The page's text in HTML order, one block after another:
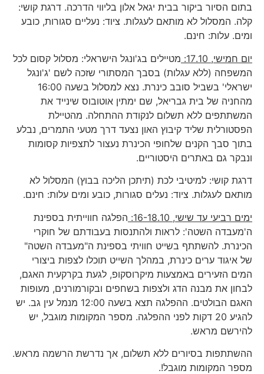
בתום הסיור ביקור בבית יגאל אלון בליווי הדרכה. דרגת קושי:
קלה. המסלול לא מותאם לעגלות. ציוד: נעליים סגורות, כובע
ומים. עלות: חינם.
יום חמישי, 17.10:
מטיילים בג'ונגל הישראלי: מסלול קסום לכל
המשפחה (ללא עגלות) בסבך המסתורי שזכה לשם 'ג'ונגל
ישראלי' בשביל סובב כינרת. נצא למסלול בשעה 16:00
מהחניה של בית גבריאל, שם ימתין אוטובוס שינייד את
המשתתפים ללא תשלום לנקודת ההתחלה. מהטיילת
הפסטורלית שליד קיבוץ האון נצעד דרך מטעי התמרים, נבלע
בתוך סבך הקנים שלחופי הכינרת נעצור לתצפיות קסומות
ונבקר גם באתרים היסטוריים.
דרגת קושי: למיטיבי לכת (תיתכן הליכה בבוץ) המסלול לא
מותאם לעגלות. ציוד: נעלים סגורות, כובע ומים עלות: חינם.
ימים רביעי עד שישי, 16-18.10:
הפלגה חווייתית בספינת
ה'מעבדה השטה': לראות ולהתנסות בעבודתם של חוקרי
הכינרת. להשתתף בשייט חוויתי בספינת ה"מעבדה השטה"
של איגוד ערים כינרת, במהלך השייט תוכלו לצפות ביצורי
המים הזעירים באמצעות מיקרוסקופ, לגעת בקרקעית האגם,
לבחון את מבנה הדג ולצפות בשחפים ובקורמורנים, מעופות
האגם הבולטים. ההפלגה תצא בשעה 12:00 מנמל עין גב. יש
להגיע 20 דקות לפני ההפלגה. מספר המקומות מוגבל, יש
להירשם מראש.
ההשתתפות בסיורים ללא תשלום, אך נדרשת הרשמה מראש.
מספר המקומות מוגבל!.